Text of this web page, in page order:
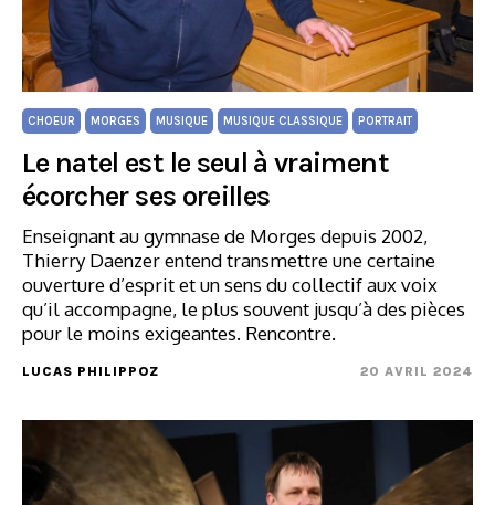
CHOEUR MORGES MUSIQUE MUSIQUE CLASSIQUE PORTRAIT
Le natel est le seul à vraiment
écorcher ses oreilles
Enseignant au gymnase de Morges depuis 2002,
Thierry Daenzer entend transmettre une certaine
ouverture d’esprit et un sens du collectif aux voix
qu’il accompagne, le plus souvent jusqu’à des pièces
pour le moins exigeantes. Rencontre.
LUCAS PHILIPPOZ 20 AVRIL 2024